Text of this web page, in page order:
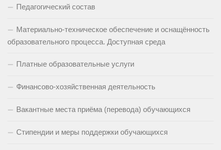
Педагогический состав
Материально-техническое обеспечение и оснащённость
образовательного процесса. Доступная среда
Платные образовательные услуги
Финансово-хозяйственная деятельность
Вакантные места приёма (перевода) обучающихся
Стипендии и меры поддержки обучающихся